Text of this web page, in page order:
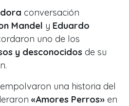
conversación
Mandel y Eduardo
uno de los
y desconocidos de su
una historia del
«Amores Perros» en